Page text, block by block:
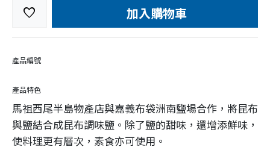
favorite 加入購物車
產品編號
產品特色
馬祖西尾半島物產店與嘉義布袋洲南鹽場合作，將昆布
與鹽結合成昆布調味鹽。除了鹽的甜味，還增添鮮味，
使料理更有層次，素食亦可使用。